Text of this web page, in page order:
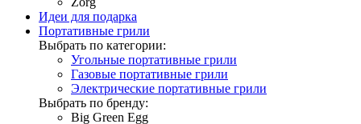
Идеи для подарка
Портативные грили
Выбрать по категории:
Угольные портативные грили
Газовые портативные грили
Электрические портативные грили
Выбрать по бренду:
Big Green Egg